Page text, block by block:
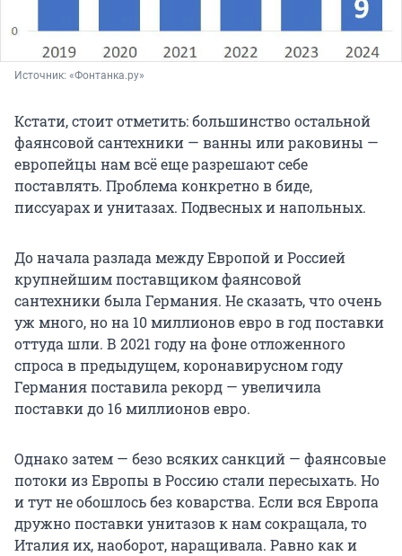
Источник: «Фонтанка.ру»
Кстати, стоит отметить: большинство остальной
фаянсовой сантехники — ванны или раковины —
европейцы нам всё еще разрешают себе
поставлять. Проблема конкретно в биде,
писсуарах и унитазах. Подвесных и напольных.
До начала разлада между Европой и Россией
крупнейшим поставщиком фаянсовой
сантехники была Германия. Не сказать, что очень
уж много, но на 10 миллионовевро в год поставки
оттуда шли. В 2021 году на фоне отложенного
спроса в предыдущем, коронавирусном году
Германия поставила рекорд — увеличила
поставки до 16 миллионовевро.
Однако затем — безо всяких санкций — фаянсовые
потоки из Европы в Россию стали пересыхать. Но
и тут не обошлось без коварства. Если вся Европа
дружно поставки унитазов к нам сокращала, то
Италия их, наоборот, наращивала. Равно как и